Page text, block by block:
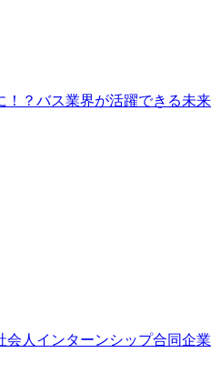
！？バス業界が活躍できる未
人インターンシップ合同企